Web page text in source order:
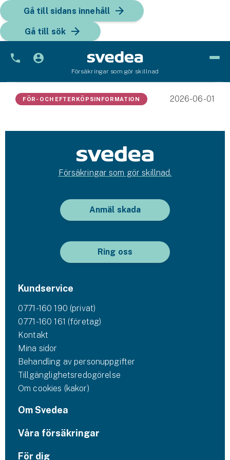
Gå till sidans innehåll
Gå till sök
Försäkringar som gör skillnad
Snöskoterförsäkring
Husvagnsförsäkring
Mc-försäkring
Märkesförsäkringar
Båt
Båtförsäkring
Märkesförsäkringar
Sportfiskarna
FÖR- OCH EFTERKÖPSINFORMATION 2026-06-01
Försäkringar som gör skillnad.
Anmäl skada
Ring oss
Kundservice
0771-160 190 (privat)
0771-160 161 (företag)
Kontakt
Mina sidor
Behandling av personuppgifter
Tillgänglighetsredogörelse
Om cookies (kakor)
Om Svedea
Våra försäkringar
För dig